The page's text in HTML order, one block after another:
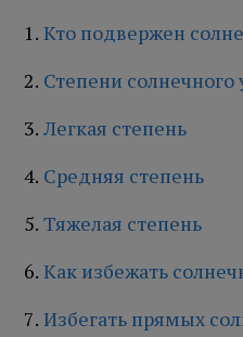
Кто подвержен
Степени солнечного
Легкая степень
Средняя степень
Тяжелая степень
Как избежать
Избегать прямых